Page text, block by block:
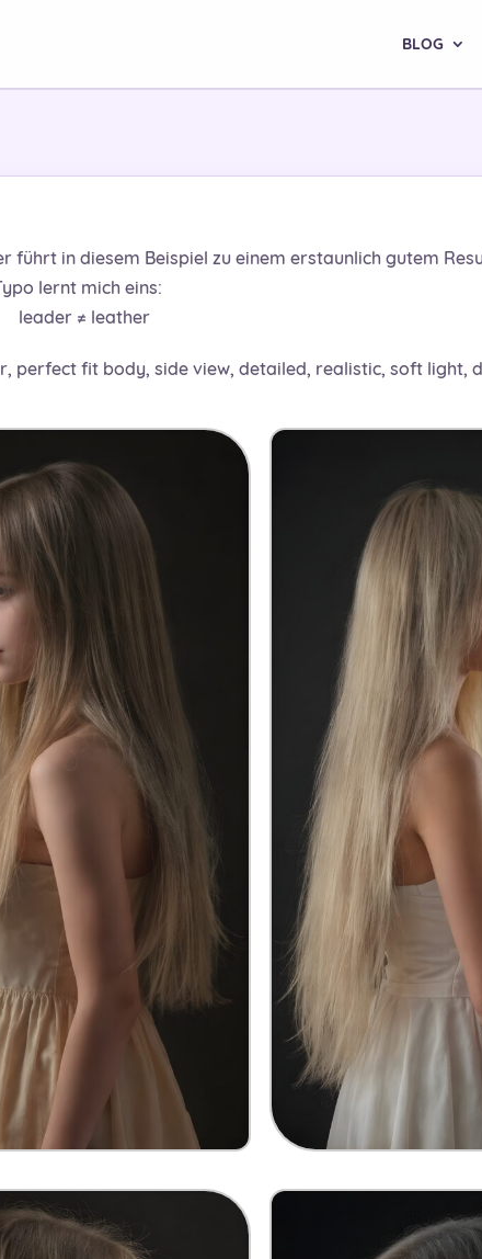
BLOG
führt in diesem Beispiel zu einem erstaunlich gutem
lernt mich eins:
leader ≠ leather
perfect fit body, side view, detailed, realistic, soft light,